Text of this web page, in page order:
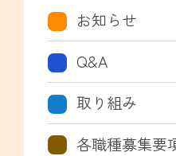
お知らせ
Q&A
取り組み
各職種募集要